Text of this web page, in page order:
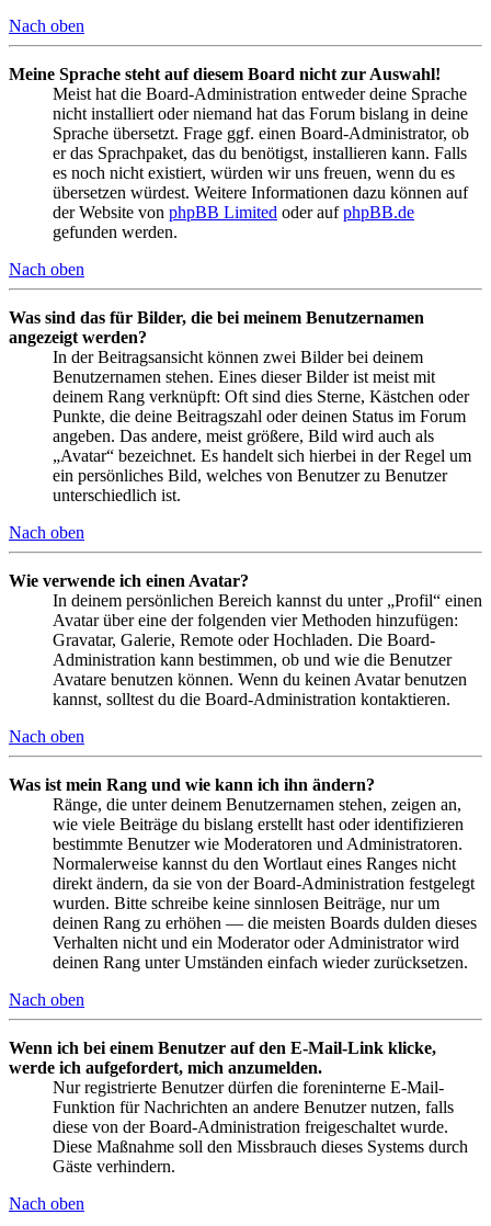
Nach oben
Meine Sprache steht auf diesem Board nicht zur Auswahl!
Meist hat die Board-Administration entweder deine Sprache
nicht installiert oder niemand hat das Forum bislang in deine
Sprache übersetzt. Frage ggf. einen Board-Administrator, ob
er das Sprachpaket, das du benötigst, installieren kann. Falls
es noch nicht existiert, würden wir uns freuen, wenn du es
übersetzen würdest. Weitere Informationen dazu können auf
der Website von phpBB Limited oder aufphpBB.de
gefunden werden.
Nach oben
Was sind das für Bilder, die bei meinem Benutzernamen
angezeigt werden?
In der Beitragsansicht können zwei Bilder bei deinem
Benutzernamen stehen. Eines dieser Bilder ist meist mit
deinem Rang verknüpft: Oft sind dies Sterne, Kästchen oder
Punkte, die deine Beitragszahl oder deinen Status im Forum
angeben. Das andere, meist größere, Bild wird auch als
„Avatar“ bezeichnet. Es handelt sich hierbei in der Regel um
ein persönliches Bild, welches von Benutzer zu Benutzer
unterschiedlich ist.
Nach oben
Wie verwende ich einen Avatar?
In deinem persönlichen Bereich kannst du unter „Profil“ einen
Avatar über eine der folgenden vier Methoden hinzufügen:
Gravatar, Galerie, Remote oder Hochladen. Die Board-
Administration kann bestimmen, ob und wie die Benutzer
Avatare benutzen können. Wenn du keinen Avatar benutzen
kannst, solltest du die Board-Administration kontaktieren.
Nach oben
Was ist mein Rang und wie kann ich ihn ändern?
Ränge, die unter deinem Benutzernamen stehen, zeigen an,
wie viele Beiträge du bislang erstellt hast oder identifizieren
bestimmte Benutzer wie Moderatoren und Administratoren.
Normalerweise kannst du den Wortlaut eines Ranges nicht
direkt ändern, da sie von der Board-Administration festgelegt
wurden. Bitte schreibe keine sinnlosen Beiträge, nur um
deinen Rang zu erhöhen — die meisten Boards dulden dieses
Verhalten nicht und ein Moderator oder Administrator wird
deinen Rang unter Umständen einfach wieder zurücksetzen.
Nach oben
Wenn ich bei einem Benutzer auf den E-Mail-Link klicke,
werde ich aufgefordert, mich anzumelden.
Nur registrierte Benutzer dürfen die foreninterne E-Mail-
Funktion für Nachrichten an andere Benutzer nutzen, falls
diese von der Board-Administration freigeschaltet wurde.
Diese Maßnahme soll den Missbrauch dieses Systems durch
Gäste verhindern.
Nach oben